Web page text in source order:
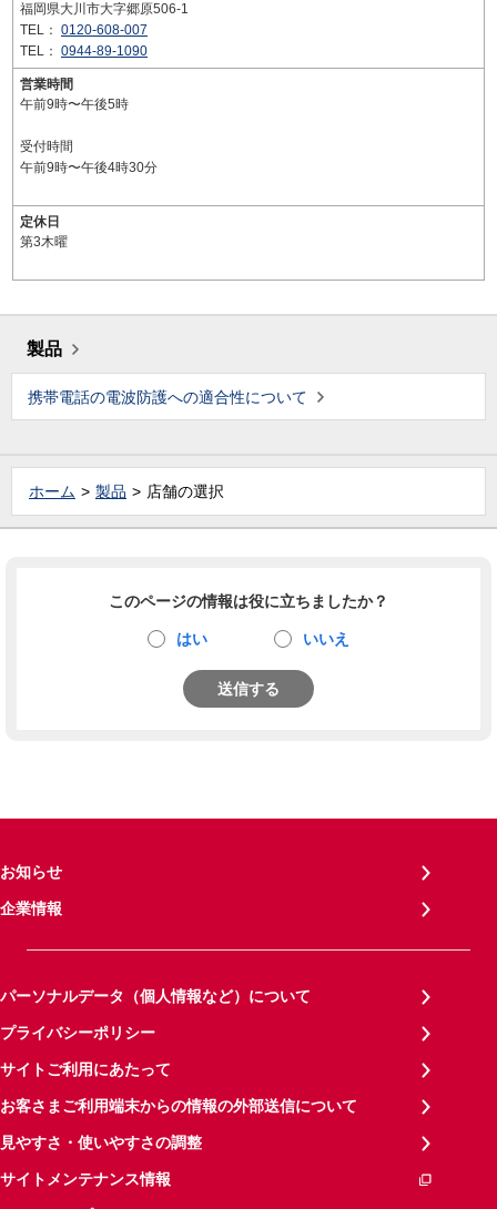
福岡県大川市大字郷原506-1
TEL： 0120-608-007
TEL： 0944-89-1090
営業時間
午前9時〜午後5時
受付時間
午前9時〜午後4時30分
定休日
第3木曜
製品
携帯電話の電波防護への適合性について
ホーム 製品 店舗の選択
このページの情報は役に立ちましたか？
はい いいえ
送信する
お知らせ
企業情報
パーソナルデータ（個人情報など）について
プライバシーポリシー
サイトご利用にあたって
お客さまご利用端末からの情報の外部送信について
見やすさ・使いやすさの調整
サイトメンテナンス情報